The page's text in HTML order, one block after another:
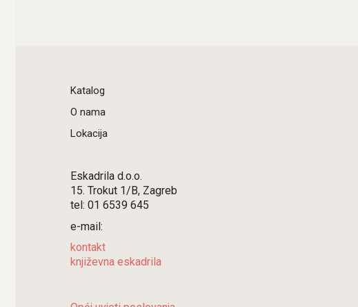
Katalog
O nama
Lokacija
Eskadrila d.o.o.
15. Trokut 1/B, Zagreb
tel: 01 6539 645
e-mail:
kontakt
književna eskadrila